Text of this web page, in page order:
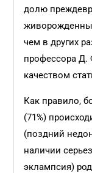
долю
чем в других
профессора Д.
качеством
Как правило,
(71%)
(поздний
наличии
эклампсия)